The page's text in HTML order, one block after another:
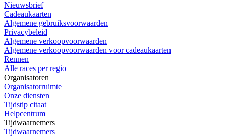
Nieuwsbrief
Cadeaukaarten
Algemene gebruiksvoorwaarden
Privacybeleid
Algemene verkoopvoorwaarden
Algemene verkoopvoorwaarden voor cadeaukaarten
Rennen
Alle races per regio
Organisatoren
Organisatorruimte
Onze diensten
Tijdstip citaat
Helpcentrum
Tijdwaarnemers
Tijdwaarnemers